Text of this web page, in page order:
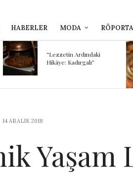
HABERLER MODA
Kokunun Ayak
Binlerce Yıllık Bir
Şef Kayhan Tarhan
Mezopotamya’dan
Günümüze
14 ARALIK 2018
Yaşam